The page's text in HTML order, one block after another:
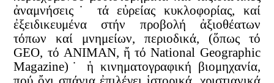
ἀναμνήσεις˙ τά εὐρείας κυκλοφορίας, καί
ἐξειδικευμένα στήν προβολή ἀξιοθέατων
τόπων καί μνημείων, περιοδικά, (ὅπως τό
GEO, τό ANIMAN, ἤ τό National Geographic
Magazine)˙ ἡ κινηματογραφική βιομηχανία,